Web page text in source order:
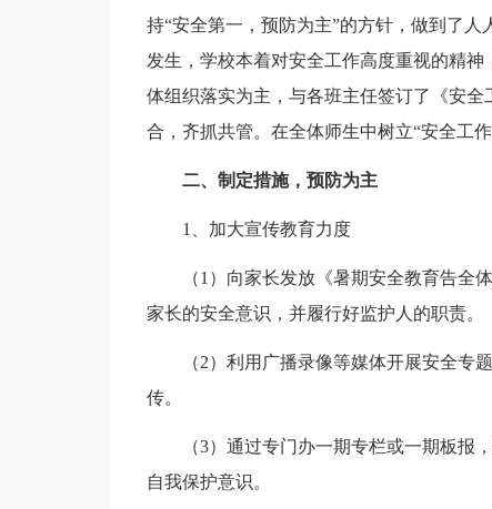
持“安全第一，预防为主”的方针，做到了
发生，学校本着对安全工作高度重视的精
体组织落实为主，与各班主任签订了《安
合，齐抓共管。在全体师生中树立“安全工
二、制定措施，预防为主
1、加大宣传教育力度
（1）向家长发放《暑期安全教育告全
家长的安全意识，并履行好监护人的职责。
（2）利用广播录像等媒体开展安全专
传。
（3）通过专门办一期专栏或一期板报
自我保护意识。